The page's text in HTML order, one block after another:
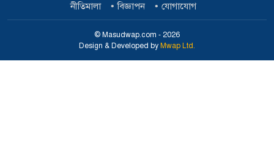
নীতিমালা
বিজ্ঞাপন যোগাযোগ
© Masudwap.com - 2026
Design & Developed by Mwap Ltd.